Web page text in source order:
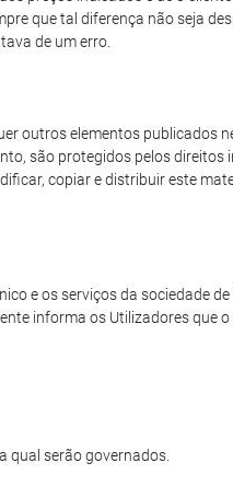
que tal diferença não seja
de um erro.
outros elementos publicados
são protegidos pelos
copiar e distribuir este
e os serviços da sociedade
informa os Utilizadores que
qual serão governados.